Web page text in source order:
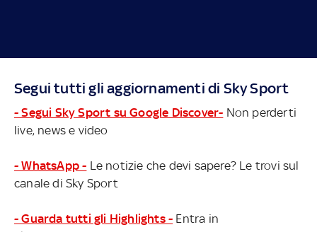
Segui tutti gli aggiornamenti di Sky Sport
- Segui Sky Sport su Google Discover- Non perderti
live, news e video
- WhatsApp - Le notizie che devi sapere? Le trovi sul
canale di Sky Sport
- Guarda tutti gli Highlights - Entra in